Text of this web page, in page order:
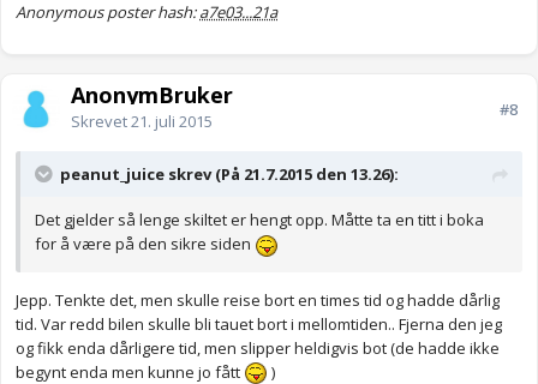
Anonymous poster hash:a7e03...21a
AnonymBruker
Skrevet21. juli 2015
#8
peanut_juice skrev (På 21.7.2015 den 13.26):
Det gjelder så lenge skiltet er hengt opp. Måtte ta en titt i boka
for å være på den sikre siden
Jepp. Tenkte det, men skulle reise bort en times tid og hadde dårlig
tid. Var redd bilen skulle bli tauet bort i mellomtiden.. Fjerna den jeg
og fikk enda dårligere tid, men slipper heldigvis bot (de hadde ikke
begynt enda men kunne jo fått
)